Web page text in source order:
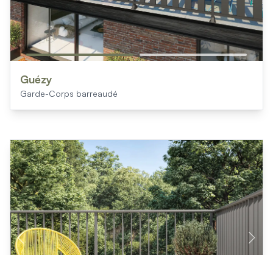
Guézy
Garde-Corps barreaudé